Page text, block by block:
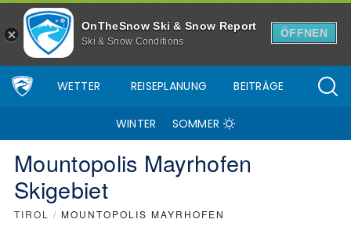
OnTheSnow Ski & Snow Report
Ski & Snow Conditions
ÖFFNEN
WETTER REISEPLANUNG BEITRÄGE
WINTER SOMMER
Mountopolis Mayrhofen
Skigebiet
TIROL / MOUNTOPOLIS MAYRHOFEN
Skigebiet Mountopolis Mayrhofen - Skiinfo.de